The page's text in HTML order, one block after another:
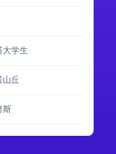
大学生
山丘
斯